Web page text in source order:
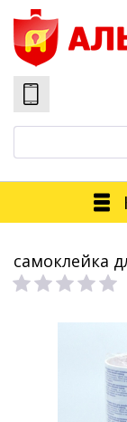
самоклейка